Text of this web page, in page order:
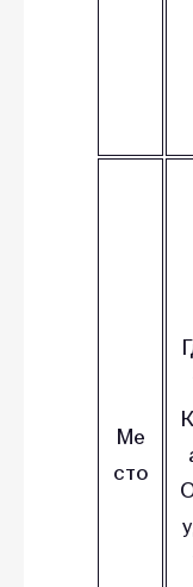
Ме
сто